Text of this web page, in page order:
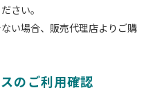
さい。
い場合、販売代理店よりご購
のご利用確認